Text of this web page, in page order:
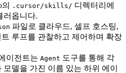
.cursor/skills/ 디렉터리에
러옵니다.
파일로 클라우드, 셀프 호스팅,
루프를 관찰하고 제어하며 확장
이전트는 Agent 도구를 통해 각
델을 가진 이름 있는 하위 에이